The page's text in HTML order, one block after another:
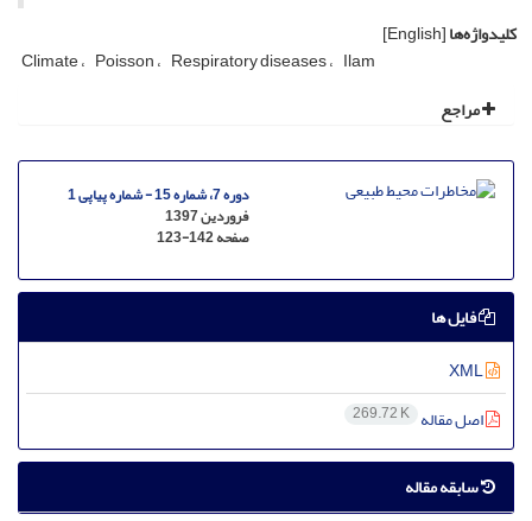
کلیدواژه‌ها[English]
Climate Poisson Respiratory diseases Ilam
مراجع
دوره 7، شماره 15 - شماره پیاپی 1
فروردین 1397
صفحه123-142
فایل ها
اصل مقاله 269.72 K
سابقه مقاله